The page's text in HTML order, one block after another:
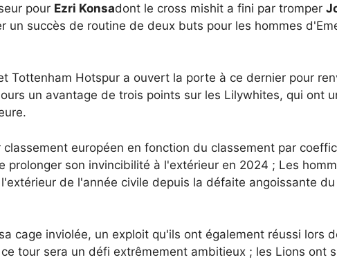
pour Ezri Konsadont le cross mishit a fini par tromper
succès de routine de deux buts pour les hommes
Tottenham Hotspur a ouvert la porte à ce dernier pour
un avantage de trois points sur les Lilywhites, qui ont
européen en fonction du classement par
son invincibilité à l'extérieur en 2024 ; Les
de l'année civile depuis la défaite angoissante du
cage inviolée, un exploit qu'ils ont également réussi lors
tour sera un défi extrêmement ambitieux ; les Lions ont